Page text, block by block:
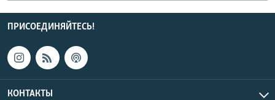
ПРИСОЕДИНЯЙТЕСЬ!
КОНТАКТЫ